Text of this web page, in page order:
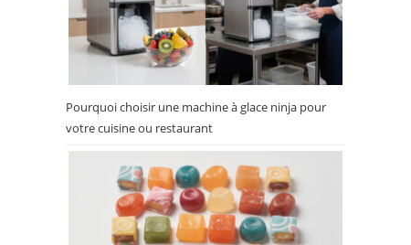
Pourquoi choisir une machine à glace ninja pour
votre cuisine ou restaurant